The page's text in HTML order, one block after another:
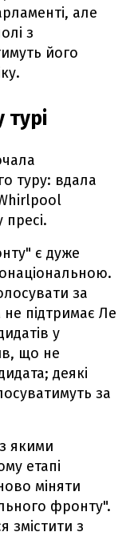
але
з
його
туру: вдала
є дуже
за
підтримає Ле
у
що не
деякі
за
якими
етапі
міняти
фронту".
з